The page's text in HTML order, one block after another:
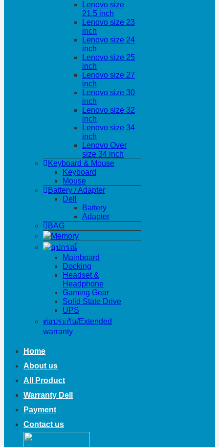
Lenovo size
21.5 inch
Lenovo size 23
inch
Lenovo size 24
inch
Lenovo size 25
inch
Lenovo size 27
inch
Lenovo size 30
inch
Lenovo size 32
inch
Lenovo size 34
inch
Lenovo Over
size 34 inch
Keyboard & Mouse
Keyboard
Mouse
Battery / Adapter
Dell
Battery
Adapter
BAG
Memory
อุปกรณ์
Mainboard
Docking
Headset &
Headphone
Gaming Gear
Solid State Drive
UPS
ต่อประกัน/Extended
warranty
Home
About us
All Product
Warranty Dell
Payment
Contact us